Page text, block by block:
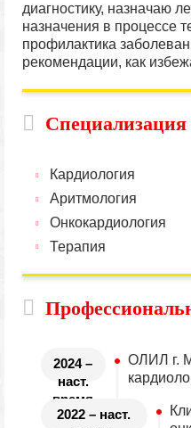
диагностику, назначаю
назначения в процессе
профилактика
рекомендации, как
Специализация
Кардиология
Аритмология
Онкокардиология
Терапия
2024 –
наст.
время
ОЛИЛ г.
2022 – наст.